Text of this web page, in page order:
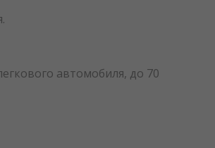
автомобиля, до 70